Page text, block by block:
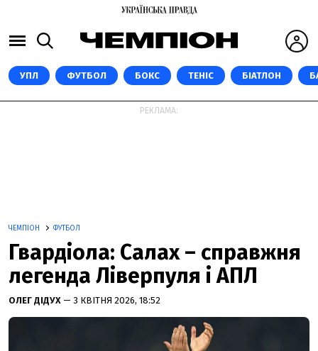
УПЛ ФУТБОЛ БОКС ТЕНІС БІАТЛОН
РЕКЛАМА:
ЧЕМПІОН ФУТБОЛ
Гвардіола: Салах – справжня
легенда Ліверпуля і АПЛ
ОЛЕГ ДІДУХ — 3 КВІТНЯ 2026, 18:52